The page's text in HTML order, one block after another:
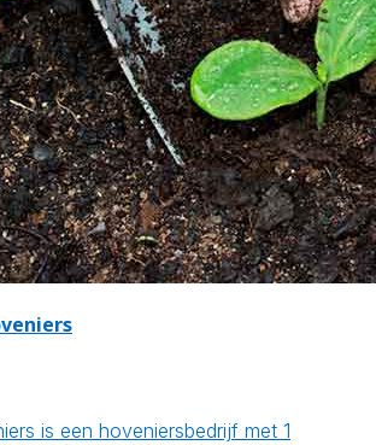
is een hoveniersbedrijf met 1